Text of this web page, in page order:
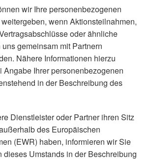
wir Ihre personenbezogenen
wenn Aktionsteilnahmen,
oder ähnliche
gemeinsam mit Partnern
Nähere Informationen hierzu
Angabe Ihrer personenbezogenen
in der Beschreibung des
Dienstleister oder Partner ihren Sitz
des Europäischen
(EWR) haben, informieren wir Sie
dieses Umstands in der Beschreibung